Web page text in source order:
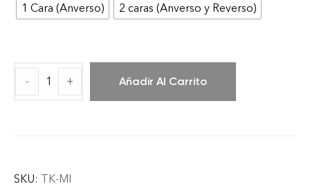
1 Cara (Anverso) 2 caras (Anverso y Reverso)
- + Añadir Al Carrito
SKU: TK-MI